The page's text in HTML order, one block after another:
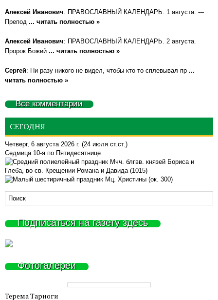
Алексей Иванович: ПРАВОСЛАВНЫЙ КАЛЕНДАРЬ. 1 августа. ---
Препод ... читать полностью »
Алексей Иванович: ПРАВОСЛАВНЫЙ КАЛЕНДАРЬ. 2 августа.
Пророк Божий ... читать полностью »
Сергей: Ни разу никого не видел, чтобы кто-то сплевывал пр ...
читать полностью »
Все комментарии
СЕГОДНЯ
Четверг, 6 августа 2026 г. (24 июля ст.ст.)
Седмица 10-я по Пятидесятнице
Мчч. блгвв. князей Бориса и
Глеба, во св. Крещении Романа и Давида (1015)
Мц. Христины (ок. 300)
Подписаться на газету здесь
Фотогалереи
Терема Тарноги